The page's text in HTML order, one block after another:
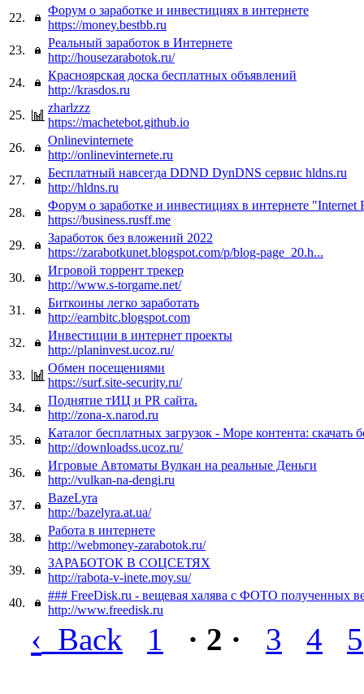
22.
Форум о заработке и инвестициях в интернете
https://money.bestbb.ru
23.
Реальный заработок в Интернете
http://housezarabotok.ru/
24.
Красноярская доска бесплатных объявлений
http://krasdos.ru
25.
zharlzzz
https://machetebot.github.io
26.
Onlinevinternete
http://onlinevinternete.ru
27.
Бесплатный навсегда DDND DynDNS сервис hldns.ru
http://hldns.ru
28.
Форум о заработке и инвестициях в интернете "Internet
https://business.rusff.me
29.
Заработок без вложений 2022
https://zarabotkunet.blogspot.com/p/blog-page_20.h...
30.
Игровой торрент трекер
http://www.s-torgame.net/
31.
Биткоины легко заработать
http://earnbitc.blogspot.com
32.
Инвестиции в интернет проекты
http://planinvest.ucoz.ru/
33.
Обмен посещениями
https://surf.site-security.ru/
34.
Поднятие тИЦ и PR сайта.
http://zona-x.narod.ru
35.
Каталог бесплатных загрузок - Море контента: скачать
http://downloadss.ucoz.ru/
36.
Игровые Автоматы Вулкан на реальные Деньги
http://vulkan-na-dengi.ru
37.
BazeLyra
http://bazelyra.at.ua/
38.
Работа в интернете
http://webmoney-zarabotok.ru/
39.
ЗАРАБОТОК В СОЦСЕТЯХ
http://rabota-v-inete.moy.su/
40.
### FreeDisk.ru - вещевая халява с ФОТО полученных
http://www.freedisk.ru
‹ Back 1 · 2 · 3 4 5